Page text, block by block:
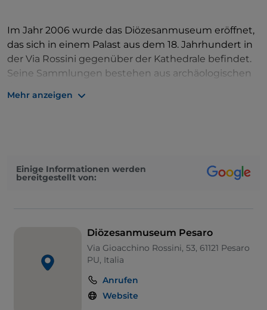
Im Jahr 2006 wurde das Diözesanmuseum eröffnet,
das sich in einem Palast aus dem 18. Jahrhundert in
der Via Rossini gegenüber der Kathedrale befindet.
Seine Sammlungen bestehen aus archäologischen
Stoffen, die ein wichtiges künstlerisches und
Mehr anzeigen
Einige Informationen werden
bereitgestellt von:
Diözesanmuseum Pesaro
Via Gioacchino Rossini, 53, 61121 Pesaro
PU, Italia
Anrufen
Website